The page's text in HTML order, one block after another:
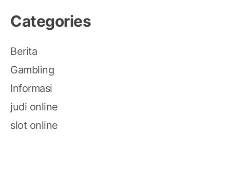
Categories
Berita
Gambling
Informasi
judi online
slot online